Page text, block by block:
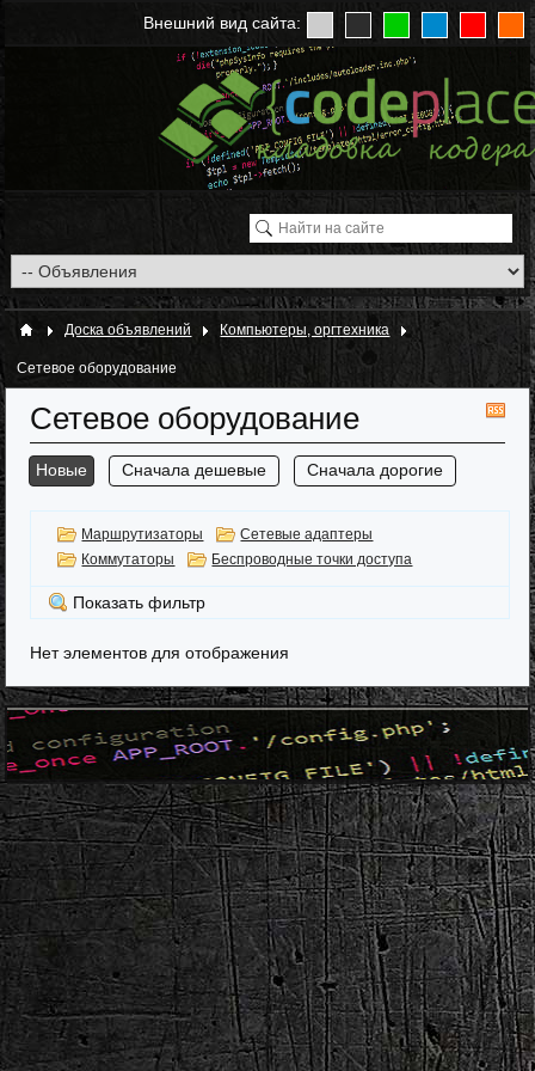
Внешний вид сайта:
Доска объявлений Компьютеры, оргтехника
Сетевое оборудование
Сетевое оборудование
Новые Сначала дешевые Сначала дорогие
Маршрутизаторы
Сетевые адаптеры
Коммутаторы
Беспроводные точки доступа
Показать фильтр
Нет элементов для отображения